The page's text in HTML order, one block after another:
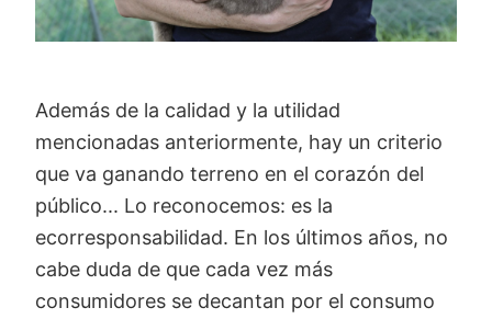
Además de la calidad y la utilidad
mencionadas anteriormente, hay un criterio
que va ganando terreno en el corazón del
público... Lo reconocemos: es la
ecorresponsabilidad. En los últimos años, no
cabe duda de que cada vez más
consumidores se decantan por el consumo